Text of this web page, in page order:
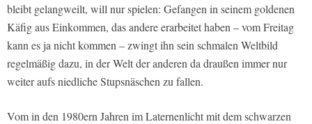
bleibt gelangweilt, will nur spielen: Gefangen in seinem goldenen
Käfig aus Einkommen, das andere erarbeitet haben – vom Freitag
kann es ja nicht kommen – zwingt ihn sein schmalen Weltbild
regelmäßig dazu, in der Welt der anderen da draußen immer nur
weiter aufs niedliche Stupsnäschen zu fallen.
Vom in den 1980ern Jahren im Laternenlicht mit dem schwarzen